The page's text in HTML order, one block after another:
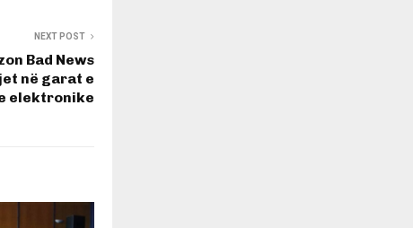
NEXT POST
Bad News
në garat e
elektronike